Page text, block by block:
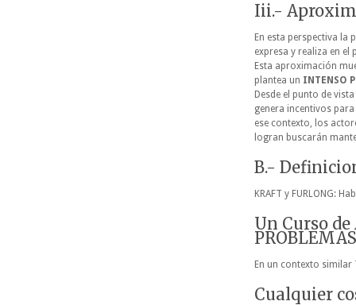
Iii.-
En esta perspectiva la
expresa y realiza en
Esta aproximación
plantea un INTENSO
Desde el punto de
genera incentivos
ese contexto, los
logran buscarán
B.-
KRAFT y FURLONG:
Un Curso de
En un contexto similar
Cualquier